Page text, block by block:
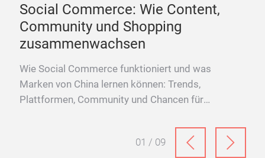
Social Commerce: Wie Content,
Community und Shopping
zusammenwachsen
Wie Social Commerce funktioniert und was
Marken von China lernen können: Trends,
Plattformen, Community und Chancen für
01 / 09